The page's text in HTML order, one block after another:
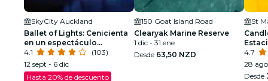
SkyCity Auckland
Ballet of Lights: Cenicienta
en un espectáculo
deslumbrante
4.1
(103)
12 sept - 6 dic
Hasta 20% de descuento
150 Goat Island Road
Clearyak Marine Reserve
1 dic - 31 ene
Desde 63,50 NZD
St
4.7
28
Desde